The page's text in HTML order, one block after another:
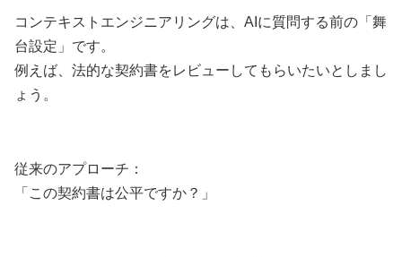
コンテキストエンジニアリングは、AIに質問する前の「舞
台設定」です。
例えば、法的な契約書をレビューしてもらいたいとしまし
ょう。
従来のアプローチ：
「この契約書は公平ですか？」